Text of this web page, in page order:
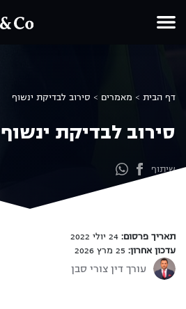
דף הבית > מאמרים > סירוב לבדיקת ינשוף
סירוב לבדיקת ינשוף
שיתוף
תאריך פרסום:
עדכון אחרון:
עורך דין צורי סבן